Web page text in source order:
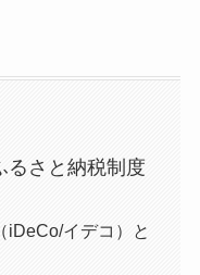
るさと納税制度
iDeCo/イデコ）と